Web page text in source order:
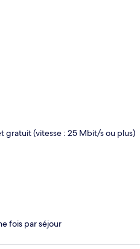
gratuit (vitesse : 25 Mbit/s ou plus)
fois par séjour